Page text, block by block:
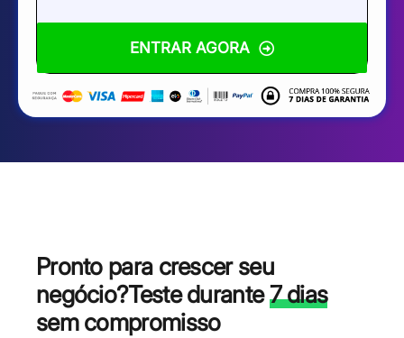
ENTRAR AGORA
Pronto para crescer seu
negócio?Teste durante7 dias
sem compromisso